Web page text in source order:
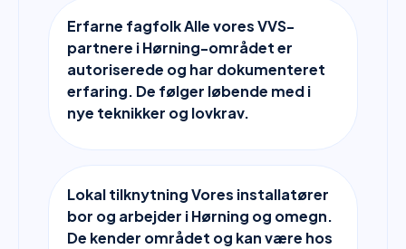
Erfarne fagfolk Alle vores VVS-
partnere i Hørning-området er
autoriserede og har dokumenteret
erfaring. De følger løbende med i
nye teknikker og lovkrav.
Lokal tilknytning Vores installatører
bor og arbejder i Hørning og omegn.
De kender området og kan være hos